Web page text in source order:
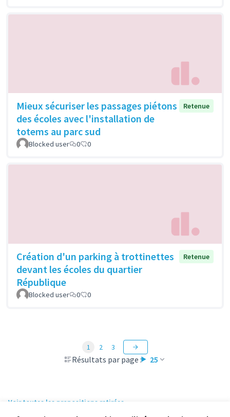
Mieux sécuriser les passages piétons
des écoles avec l'installation de
totems au parc sud
Retenue
Blocked user 0 0
Création d'un parking à trottinettes
devant les écoles du quartier
République
Retenue
Blocked user 0 0
Résultats par page : 25
1 2 3
Voir toutes les propositions retirées